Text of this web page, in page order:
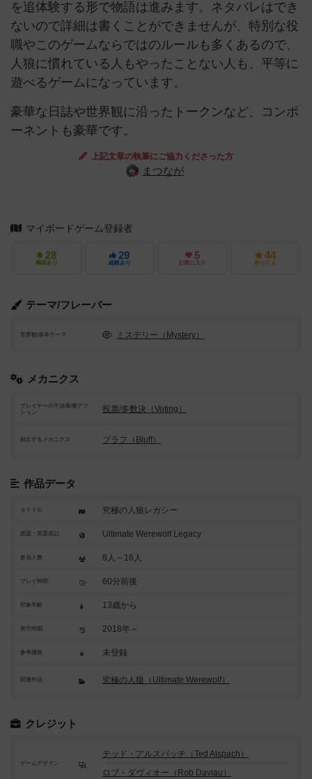
を追体験する形で物語は進みます。ネタバレはでき
ないので詳細は書くことができませんが、特別な役
職やこのゲームならではのルールも多くあるので、
人狼に慣れている人もやったことない人も、平等に
遊べるゲームになっています。
豪華な日誌や世界観に沿ったトークンなど、コンポ
ーネントも豪華です。
上記文章の執筆にご協力くださった方
まつなが
マイボードゲーム登録者
28
興味あり
29
経験あり
5
お気に入り
44
持ってる
テーマ/フレーバー
世界観/基本テーマ ミステリー（Mystery）
メカニクス
プレイヤーの干渉/影響アク
ション
投票/多数決（Voting）
頻出するメカニクス ブラフ（Bluff）
作品データ
タイトル 究極の人狼レガシー
原題・英題表記 Ultimate Werewolf Legacy
参加人数 8人～16人
プレイ時間 60分前後
対象年齢 13歳から
発売時期 2018年～
参考価格 未登録
関連作品 究極の人狼（Ultimate Werewolf）
クレジット
ゲームデザイン
テッド・アルスパッチ（Ted Alspach）
ロブ・ダヴィオー（Rob Daviau）